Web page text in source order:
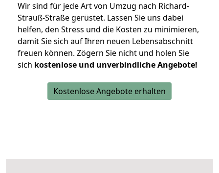
Wir sind für jede Art von Umzug nach Richard-
Strauß-Straße gerüstet. Lassen Sie uns dabei
helfen, den Stress und die Kosten zu minimieren,
damit Sie sich auf Ihren neuen Lebensabschnitt
freuen können. Zögern Sie nicht und holen Sie
sich kostenlose und unverbindliche Angebote!
Kostenlose Angebote erhalten